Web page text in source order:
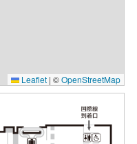
Leaflet | ©OpenStreetMap